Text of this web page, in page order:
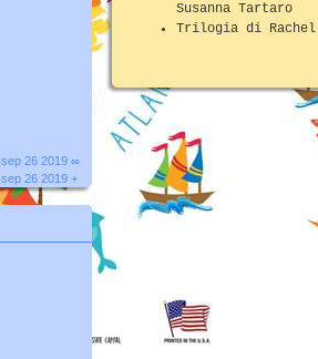
sep 26 2019 ∞
sep 26 2019 +
Susanna Tartaro
Trilogia di Rachel